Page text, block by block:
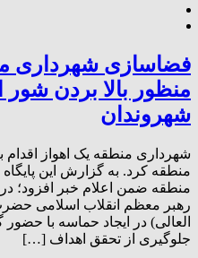
فضاسازی شهرداری
منظور بالا بردن شور
شهروندان
شهرداری منطقه یک اهواز
منطقه کرد. به گزارش این
منطقه ضمن اعلام خبر افزود؛
رهبر معظم انقلاب اسلامی
العالی) در ایجاد حماسه با
جلوگیری از تحقق اهداف […]